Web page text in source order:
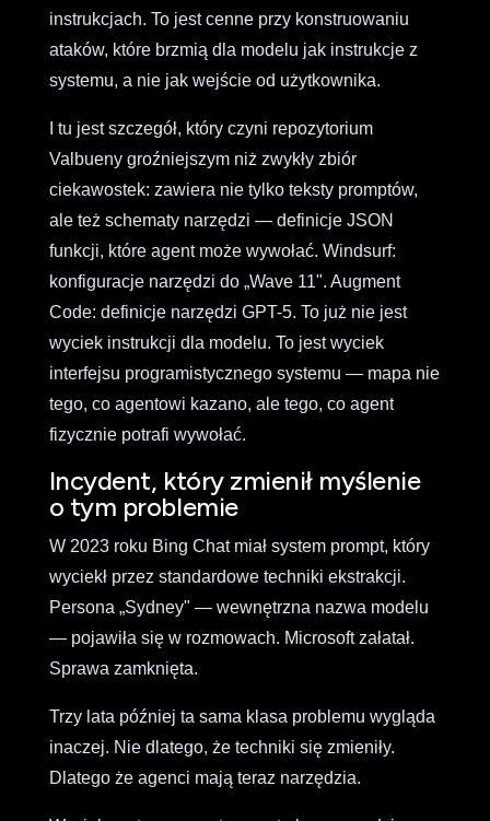
instrukcjach. To jest cenne przy konstruowaniu
ataków, które brzmią dla modelu jak instrukcje z
systemu, a nie jak wejście od użytkownika.
I tu jest szczegół, który czyni repozytorium
Valbueny groźniejszym niż zwykły zbiór
ciekawostek: zawiera nie tylko teksty promptów,
ale też schematy narzędzi — definicje JSON
funkcji, które agent może wywołać. Windsurf:
konfiguracje narzędzi do „Wave 11". Augment
Code: definicje narzędzi GPT-5. To już nie jest
wyciek instrukcji dla modelu. To jest wyciek
interfejsu programistycznego systemu — mapa nie
tego, co agentowi kazano, ale tego, co agent
fizycznie potrafi wywołać.
Incydent, który zmienił myślenie
o tym problemie
W 2023 roku Bing Chat miał system prompt, który
wyciekł przez standardowe techniki ekstrakcji.
Persona „Sydney" — wewnętrzna nazwa modelu
— pojawiła się w rozmowach. Microsoft załatał.
Sprawa zamknięta.
Trzy lata później ta sama klasa problemu wygląda
inaczej. Nie dlatego, że techniki się zmieniły.
Dlatego że agenci mają teraz narzędzia.